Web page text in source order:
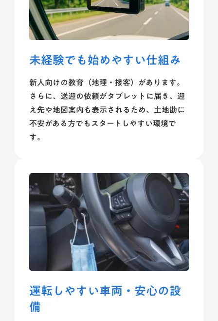
未経験でも始めやすい仕組み
新人向けの教育（地理・接客）があります。
さらに、送迎の依頼がタブレットに届き、迎
え先や地図案内も表示されるため、土地勘に
不安がある方でもスタートしやすい環境で
す。
運転しやすい車両・安心の設
備